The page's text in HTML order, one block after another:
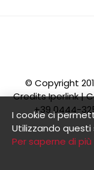
© Copyright
CreditsIperlink|
+39 0444-
I cookie ci
Utilizzando questi
Per saperne di più